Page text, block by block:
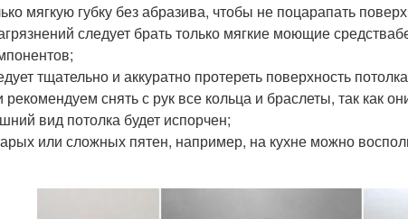
мягкую губку без абразива, чтобы не поцарапать
следует брать только мягкие моющие
тщательно и аккуратно протереть поверхность
снять с рук все кольца и браслеты, так как
вид потолка будет испорчен;
или сложных пятен, например, на кухне можно